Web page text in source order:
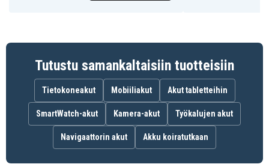
Panasonic
Panasonic
Tutustu samankaltaisiin tuotteisiin
Tietokoneakut Mobiiliakut Akut tabletteihin
SmartWatch-akut Kamera-akut Työkalujen akut
Navigaattorin akut Akku koiratutkaan